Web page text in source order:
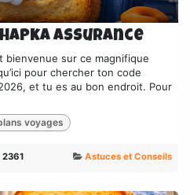
assurance
bienvenue sur ce magnifique
pour chercher ton code
et tu es au bon endroit. Pour
voyages
2361 Astuces et Conseils